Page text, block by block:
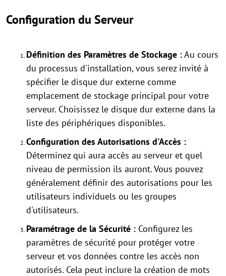
Configuration du Serveur
Définition des Paramètres de Stockage :Au cours
du processus d'installation, vous serez invité à
spécifier le disque dur externe comme
emplacement de stockage principal pour votre
serveur. Choisissez le disque dur externe dans la
liste des périphériques disponibles.
Configuration des Autorisations d'Accès :
Déterminez qui aura accès au serveur et quel
niveau de permission ils auront. Vous pouvez
généralement définir des autorisations pour les
utilisateurs individuels ou les groupes
d'utilisateurs.
Paramétrage de la Sécurité : Configurez les
paramètres de sécurité pour protéger votre
serveur et vos données contre les accès non
autorisés. Cela peut inclure la création de mots